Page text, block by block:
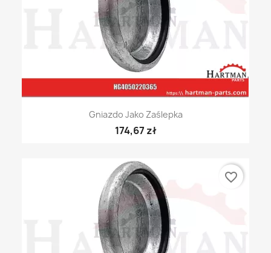
Gniazdo Jako Zaślepka
174,67 zł
favorite_border